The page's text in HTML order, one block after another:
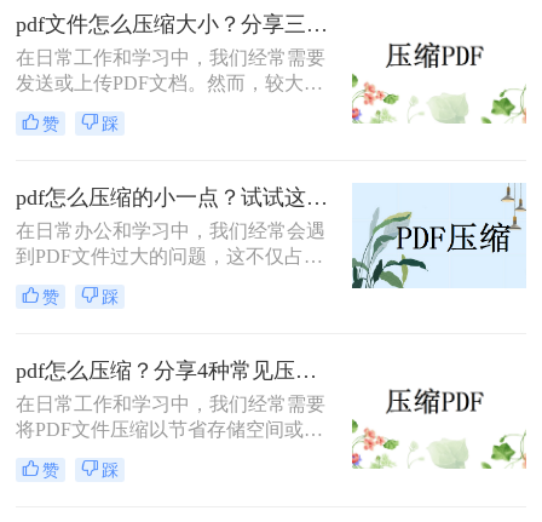
本文将介绍两种解决PDF文件过大无
法上传的方法，帮助你轻松应对这一
问题。
pdf文件怎么压缩大小？分享三种实用压缩方法！
在日常工作和学习中，我们经常需要
发送或上传PDF文档。然而，较大的
文件可能会导致传输缓慢或者无法满
足上传限制。那么pdf文件怎么压缩大
缩方法，帮助你轻松减小文件大小。
赞 踩
pdf怎么压缩的小一点？试试这三种实用压缩方法！
在日常办公和学习中，我们经常会遇
到PDF文件过大的问题，这不仅占用
了大量的存储空间，还影响了文件的
传输速度。那么pdf怎么压缩的小一点
绍三种实用的PDF压缩方法，帮助您
轻松将PDF文件压缩得更小。
赞 踩
pdf怎么压缩？分享4种常见压缩方法！
在日常工作和学习中，我们经常需要
将PDF文件压缩以节省存储空间或加
快传输速度。那么pdf怎么压缩呢？本
文将介绍几种常见的PDF压缩方法。
赞 踩